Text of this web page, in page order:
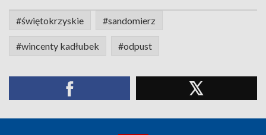
#świętokrzyskie #sandomierz
#wincenty kadłubek #odpust